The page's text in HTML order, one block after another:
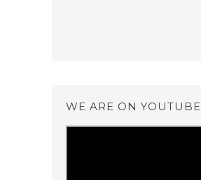
WE ARE ON YOUTUBE